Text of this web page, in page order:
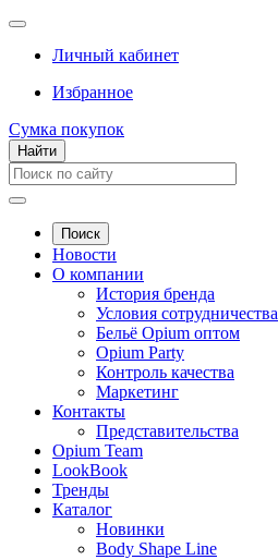
Личный кабинет
Избранное
Сумка покупок
Найти
Поиск
Новости
О компании
История бренда
Условия сотрудничества
Бельё Opium оптом
Opium Party
Контроль качества
Маркетинг
Контакты
Представительства
Opium Team
LookBook
Тренды
Каталог
Новинки
Body Shape Line